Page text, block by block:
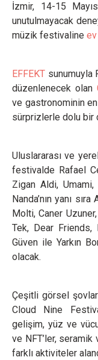
İzmir, 14-15
unutulmayacak
müzik festivaline
EFFEKT sunumuyla
düzenlenecek olan
ve gastronominin
sürprizlerle dolu bir
Uluslararası ve
festivalde Rafael
Zigan Aldi,
Nanda’nın yanı
Molti, Caner
Tek, Dear Friends,
Güven ile Yarkın
olacak.
Çeşitli görsel
Cloud Nine
gelişim, yüz ve
ve NFT’ler,
farklı aktiviteler